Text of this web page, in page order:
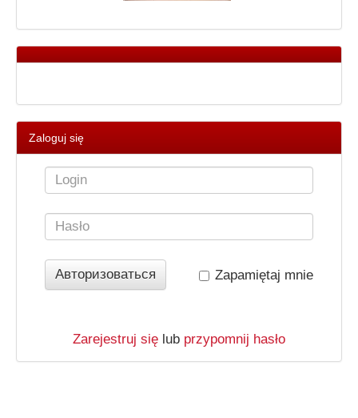
Zaloguj się
Zapamiętaj mnie
Zarejestruj się lub przypomnij hasło